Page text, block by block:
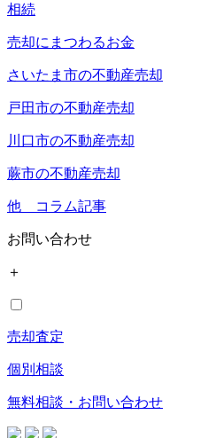
相続
売却にまつわるお金
さいたま市の不動産売却
戸田市の不動産売却
川口市の不動産売却
蕨市の不動産売却
他 コラム記事
お問い合わせ
＋
売却査定
個別相談
無料相談・お問い合わせ